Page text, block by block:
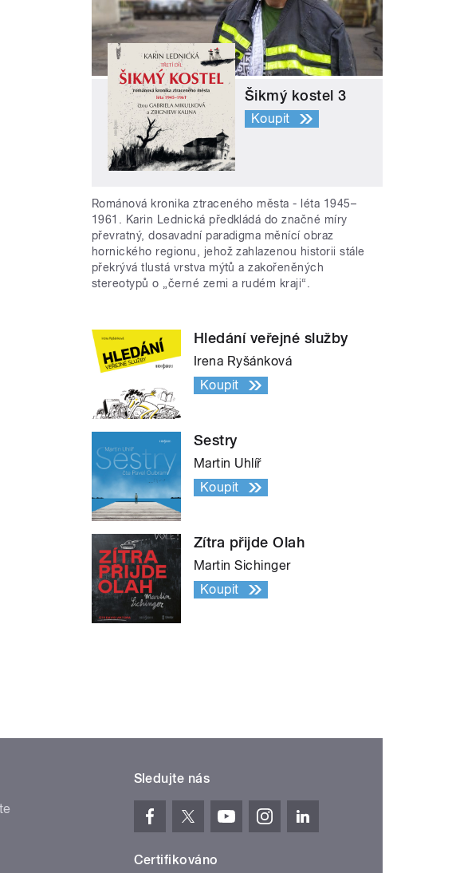
Šikmý kostel 3
Koupit
Románová kronika ztraceného města - léta 1945–
1961. Karin Lednická předkládá do značné míry
převratný, dosavadní paradigma měnící obraz
hornického regionu, jehož zahlazenou historii stále
překrývá tlustá vrstva mýtů a zakořeněných
stereotypů o „černé zemi a rudém kraji“.
Hledání veřejné služby
Irena Ryšánková
Koupit
Sestry
Martin Uhlíř
Koupit
Zítra přijde Olah
Martin Sichinger
Koupit
Sledujte nás
Certifikováno